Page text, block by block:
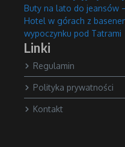
Buty na lato do jeansów
Hotel w górach z
wypoczynku pod Tatrami
Linki
Regulamin
Polityka prywatności
Kontakt